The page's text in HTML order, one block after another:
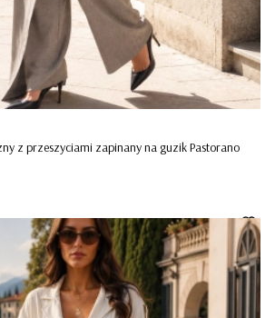
z przeszyciami zapinany na guzik Pastorano